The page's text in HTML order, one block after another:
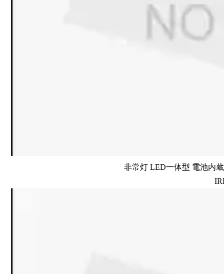
非常灯 LED一体型 電池内